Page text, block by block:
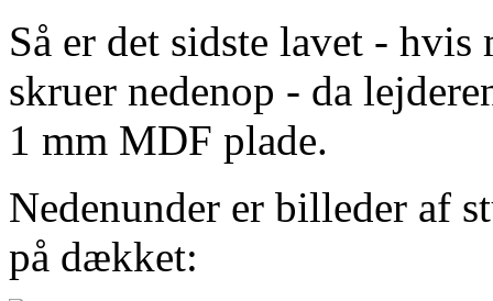
Så er det sidste lavet -
skruer nedenop - da
1 mm MDF plade.
Nedenunder er billeder af
på dækket: